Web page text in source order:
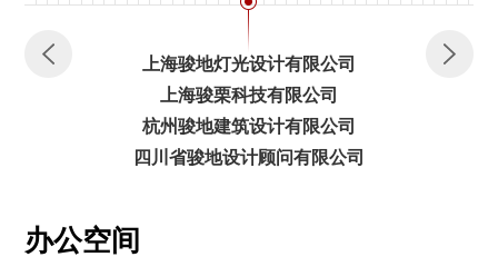
上海骏地灯光设计有限公司
上海骏栗科技有限公司
杭州骏地建筑设计有限公司
四川省骏地设计顾问有限公司
办公空间